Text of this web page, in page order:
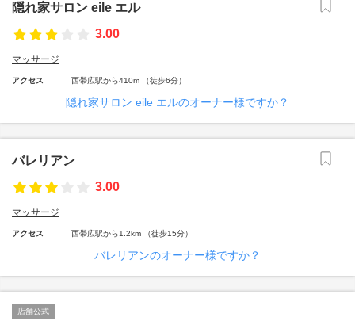
隠れ家サロン eile エル
3.00
マッサージ
アクセス 西帯広駅から410m （徒歩6分）
隠れ家サロン eile エルのオーナー様ですか？
バレリアン
3.00
マッサージ
アクセス 西帯広駅から1.2km （徒歩15分）
バレリアンのオーナー様ですか？
店舗公式